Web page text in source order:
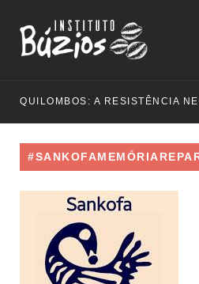
QUILOMBOS: A RESISTÊNCIA